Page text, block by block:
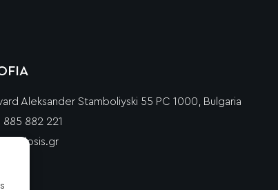
Aleksander Stamboliyski 55 PC 1000, Bulgaria
885 882 221